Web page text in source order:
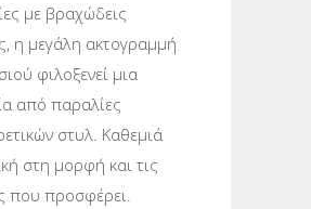
με βραχώδεις
η μεγάλη ακτογραμμή
φιλοξενεί μια
από παραλίες
στυλ. Καθεμιά
στη μορφή και τις
που προσφέρει.